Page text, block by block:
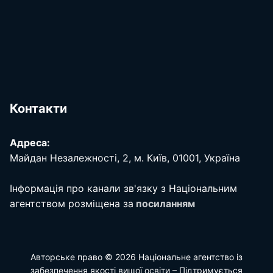
Контакти
Адреса:
Майдан Незалежності, 2, м. Київ, 01001, Україна
Інформація про канали зв'язку з Національним
агентством розміщена за посиланням
Авторське право © 2026 Національне агентство із
забезпечення якості вищої освіти – Підтримується